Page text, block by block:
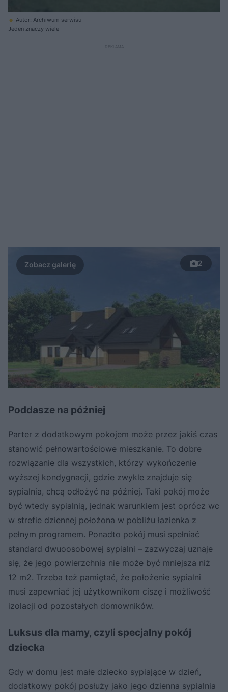
Autor: Archiwum serwisu
Jeden znaczy wiele
2
Poddasze na później
Parter z dodatkowym pokojem może przez jakiś czas
stanowić pełnowartościowe mieszkanie. To dobre
rozwiązanie dla wszystkich, którzy wykończenie
wyższej kondygnacji, gdzie zwykle znajduje się
sypialnia, chcą odłożyć na później. Taki pokój może
być wtedy sypialnią, jednak warunkiem jest oprócz wc
w strefie dziennej położona w pobliżu łazienka z
pełnym programem. Ponadto pokój musi spełniać
standard dwuoosobowej sypialni – zazwyczaj uznaje
się, że jego powierzchnia nie może być mniejsza niż
12 m2. Trzeba też pamiętać, że położenie sypialni
musi zapewniać jej użytkownikom ciszę i możliwość
izolacji od pozostałych domowników.
Luksus dla mamy, czyli specjalny pokój
dziecka
Gdy w domu jest małe dziecko sypiające w dzień,
dodatkowy pokój posłuży jako jego dzienna sypialnia